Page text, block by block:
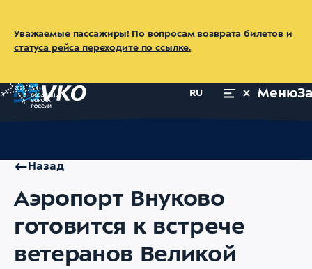
Уважаемые пассажиры! По вопросам возврата билетов и
статуса рейса переходите по ссылке.
RU Меню
Назад
Аэропорт Внуково
готовится к встрече
ветеранов Великой